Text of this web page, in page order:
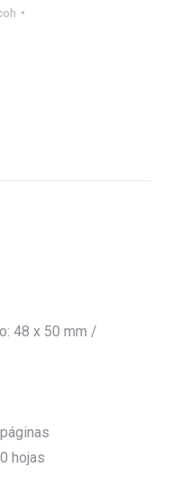
48 x 50 mm /
hojas